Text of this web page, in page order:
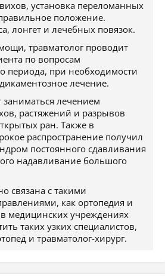
установка переломанных
положение.
лонгет и лечебных повязок.
травматолог проводит
по вопросам
периода, при необходимости
лечение.
лечением
растяжений и разрывов
ран. Также в
распространение получил
постоянного сдавливания
надавливание большого
связана с такими
как ортопедия и
медицинских учреждениях
таких узких специалистов,
и травматолог-хирург.